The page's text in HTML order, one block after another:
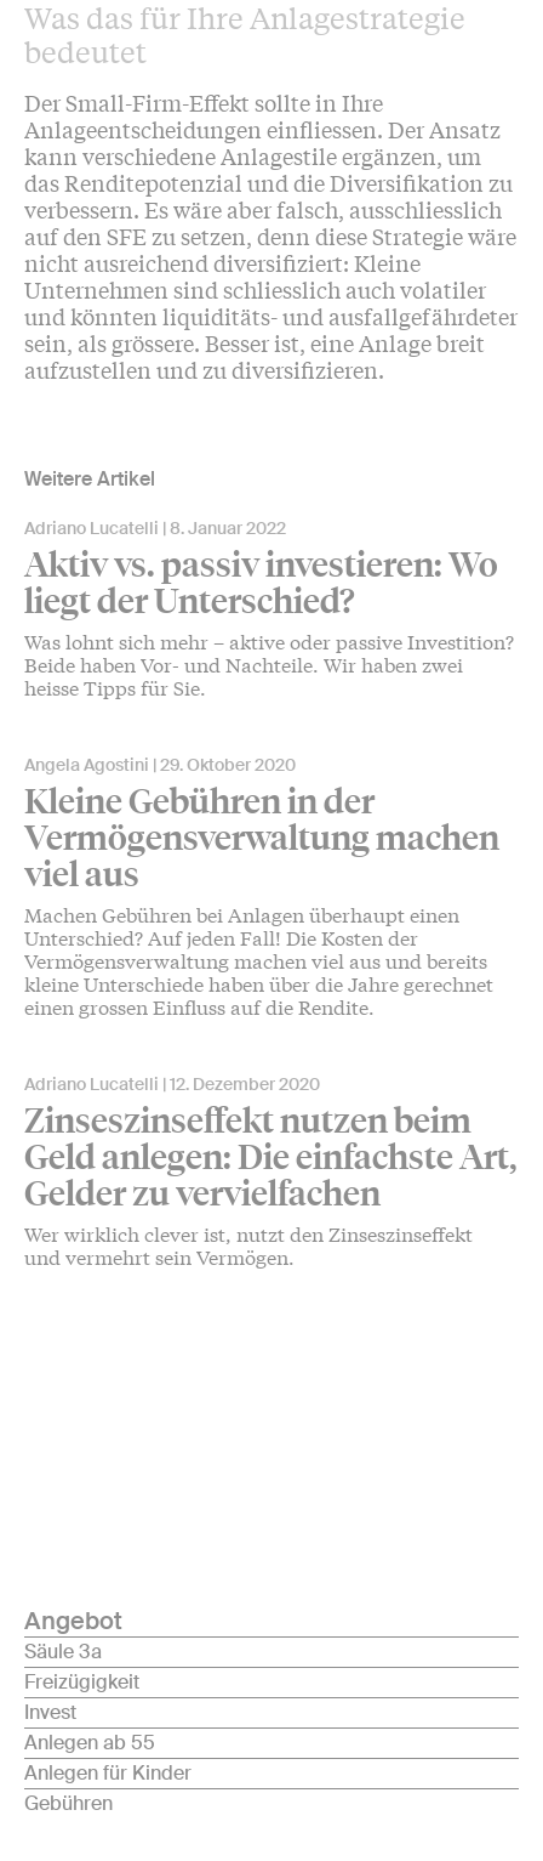
Was das für Ihre Anlagestrategie
bedeutet
Der Small-Firm-Effekt sollte in Ihre
Anlageentscheidungen einfliessen. Der Ansatz
kann verschiedene Anlagestile ergänzen, um
das Renditepotenzial und die Diversifikation zu
verbessern. Es wäre aber falsch, ausschliesslich
auf den SFE zu setzen, denn diese Strategie wäre
nicht ausreichend diversifiziert: Kleine
Unternehmen sind schliesslich auch volatiler
und könnten liquiditäts- und ausfallgefährdeter
sein, als grössere. Besser ist, eine Anlage breit
aufzustellen und zu diversifizieren.
Weitere Artikel
Adriano Lucatelli 8. Januar 2022
Aktiv vs. passiv investieren: Wo
liegt der Unterschied?
Was lohnt sich mehr – aktive oder passive Investition?
Beide haben Vor- und Nachteile. Wir haben zwei
heisse Tipps für Sie.
Angela Agostini 29. Oktober 2020
Kleine Gebühren in der
Vermögensverwaltung machen
viel aus
Machen Gebühren bei Anlagen überhaupt einen
Unterschied? Auf jeden Fall! Die Kosten der
Vermögensverwaltung machen viel aus und bereits
kleine Unterschiede haben über die Jahre gerechnet
einen grossen Einfluss auf die Rendite.
Adriano Lucatelli 12. Dezember 2020
Zinseszinseffekt nutzen beim
Geld anlegen: Die einfachste Art,
Gelder zu vervielfachen
Wer wirklich clever ist, nutzt den Zinseszinseffekt
und vermehrt sein Vermögen.
Angebot
Säule 3a
Freizügigkeit
Invest
Anlegen ab 55
Anlegen für Kinder
Gebühren